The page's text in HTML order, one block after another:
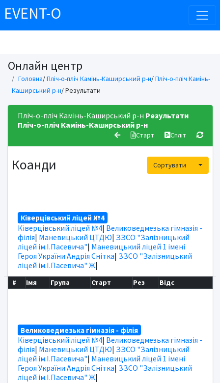
EVENT-O
Онлайн центр
Головна/Пліч-о-пліч Камінь-Каширський р-н/Пліч-о-пліч Камінь-
Каширський р-н/ Результати
Пліч-о-пліч Камінь-Каширський р-н Результати
Пліч-о-пліч Камінь-Каширський р-н
Старт Спліт
Коанди Сортувати
Ківерцівський ліцей №4
Ківерцівський ліцей №4| Великоведмезька гімназія -
філія| Маневицький ЦТДЮ| ЗЗСО "Залізницький
ліцей ім.І.Пасевича"| Маневицький ліцей 1 імені
Героя України Андрія Снітка| ЗЗСО "Залізницький
ліцей ім.І.Пасевича" Ж|
# Імя Група Старт Рез Відс
Великоведмезька гімназія - філія
Ківерцівський ліцей №4| Великоведмезька гімназія -
філія| Маневицький ЦТДЮ| ЗЗСО "Залізницький
ліцей ім.І.Пасевича"| Маневицький ліцей 1 імені
Героя України Андрія Снітка| ЗЗСО "Залізницький
ліцей ім.І.Пасевича" Ж|